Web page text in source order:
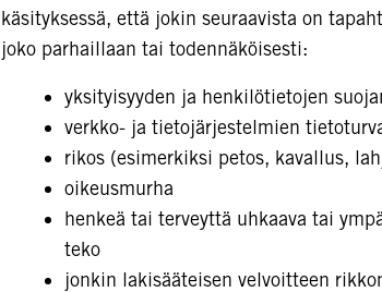
käsityksessä, että jokin seuraavista on
joko parhaillaan tai todennäköisesti:
yksityisyyden ja henkilötietojen
verkko- ja tietojärjestelmien
rikos (esimerkiksi petos, kavallus,
oikeusmurha
henkeä tai terveyttä uhkaava tai
teko
jonkin lakisääteisen velvoitteen